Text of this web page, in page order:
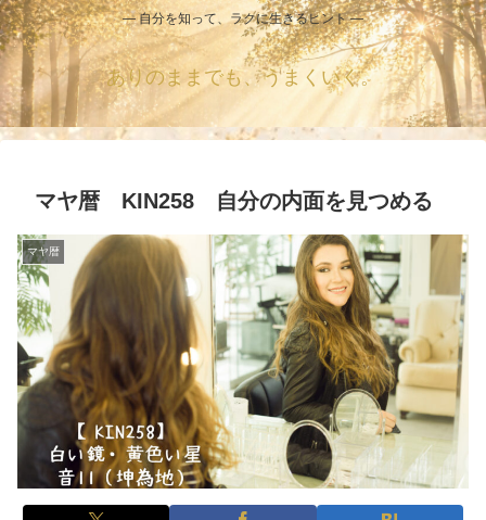
― 自分を知って、ラクに生きるヒント ―
ありのままでも、うまくいく。
マヤ暦 KIN258 自分の内面を見つめる
マヤ暦